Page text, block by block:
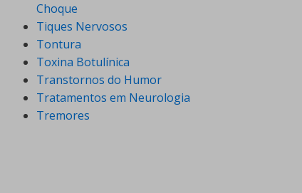
Choque
Tiques Nervosos
Tontura
Toxina Botulínica
Transtornos do Humor
Tratamentos em Neurologia
Tremores